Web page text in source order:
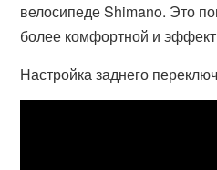
велосипеде Shimano. Это
более комфортной и
Настройка заднего